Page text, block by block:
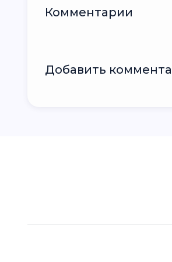
Комментарии
Добавить